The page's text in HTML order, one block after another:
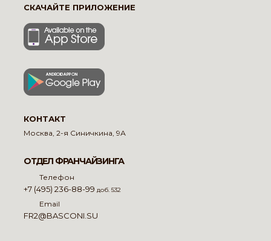
СКАЧАЙТЕ ПРИЛОЖЕНИЕ
КОНТАКТ
Москва, 2-я Синичкина, 9А
ОТДЕЛ ФРАНЧАЙЗИНГА
Телефон
+7 (495) 236-88-99 доб. 532
Email
FR2@BASCONI.SU